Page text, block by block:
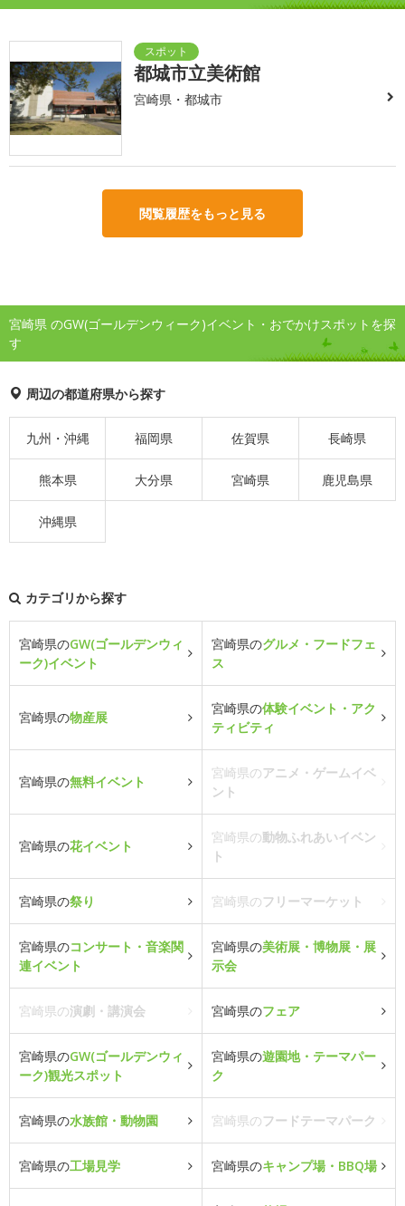
都城市立美術館
宮崎県・都城市
閲覧履歴をもっと見る
宮崎県 のGW(ゴールデンウィーク)イベント・おでかけスポットを探
す
周辺の都道府県から探す
九州・沖縄 福岡県 佐賀県 長崎県
熊本県 大分県 宮崎県 鹿児島県
沖縄県
カテゴリから探す
宮崎県のGW(ゴールデンウィ
ーク)イベント
宮崎県のグルメ・フードフェ
ス
宮崎県の物産展
宮崎県の体験イベント・アク
ティビティ
宮崎県の無料イベント
宮崎県のアニメ・ゲームイベ
ント
宮崎県の花イベント
宮崎県の動物ふれあいイベン
ト
宮崎県の祭り 宮崎県のフリーマーケット
宮崎県のコンサート・音楽関
連イベント
宮崎県の美術展・博物展・展
示会
宮崎県の演劇・講演会 宮崎県のフェア
宮崎県のGW(ゴールデンウィ
ーク)観光スポット
宮崎県の遊園地・テーマパー
ク
宮崎県の水族館・動物園 宮崎県のフードテーマパーク
宮崎県の工場見学 宮崎県のキャンプ場・BBQ場